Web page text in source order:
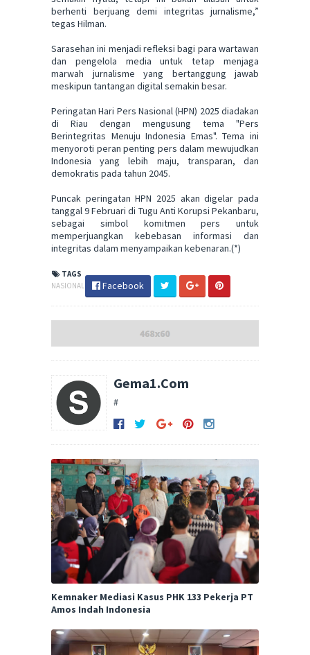
berhenti berjuang demi integritas jurnalisme,”
tegas Hilman.
Sarasehan ini menjadi refleksi bagi para wartawan
dan pengelola media untuk tetap menjaga
marwah jurnalisme yang bertanggung jawab
meskipun tantangan digital semakin besar.
Peringatan Hari Pers Nasional (HPN) 2025 diadakan
di Riau dengan mengusung tema "Pers
Berintegritas Menuju Indonesia Emas". Tema ini
menyoroti peran penting pers dalam mewujudkan
Indonesia yang lebih maju, transparan, dan
demokratis pada tahun 2045.
Puncak peringatan HPN 2025 akan digelar pada
tanggal 9 Februari di Tugu Anti Korupsi Pekanbaru,
sebagai simbol komitmen pers untuk
memperjuangkan kebebasan informasi dan
integritas dalam menyampaikan kebenaran.(*)
TAGS
NASIONAL
Facebook
Gema1.Com
#
Kemnaker Mediasi Kasus PHK 133 Pekerja PT
Amos Indah Indonesia